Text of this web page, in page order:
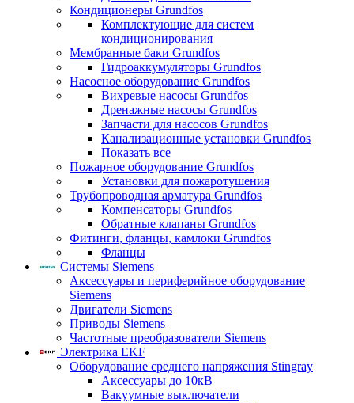
Кондиционеры Grundfos
Комплектующие для систем
кондиционирования
Мембранные баки Grundfos
Гидроаккумуляторы Grundfos
Насосное оборудование Grundfos
Вихревые насосы Grundfos
Дренажные насосы Grundfos
Запчасти для насосов Grundfos
Канализационные установки Grundfos
Показать все
Пожарное оборудование Grundfos
Установки для пожаротушения
Трубопроводная арматура Grundfos
Компенсаторы Grundfos
Обратные клапаны Grundfos
Фитинги, фланцы, камлоки Grundfos
Фланцы
Системы Siemens
Аксессуары и периферийное оборудование
Siemens
Двигатели Siemens
Приводы Siemens
Частотные преобразователи Siemens
Электрика EKF
Оборудование среднего напряжения Stingray
Аксессуары до 10кВ
Вакуумные выключатели